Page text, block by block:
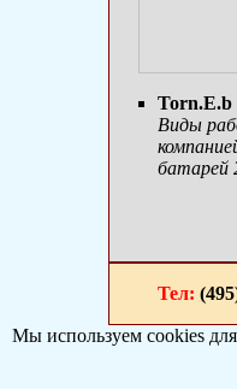
Виды
батарей
Тел:
Мы используем cookies